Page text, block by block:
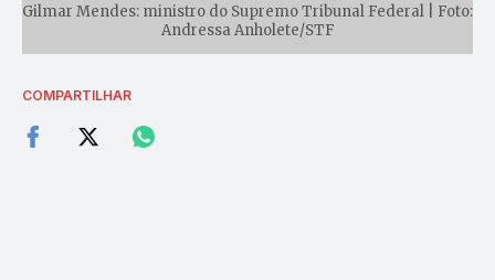
Gilmar Mendes: ministro do Supremo Tribunal Federal | Foto:
Andressa Anholete/STF
COMPARTILHAR